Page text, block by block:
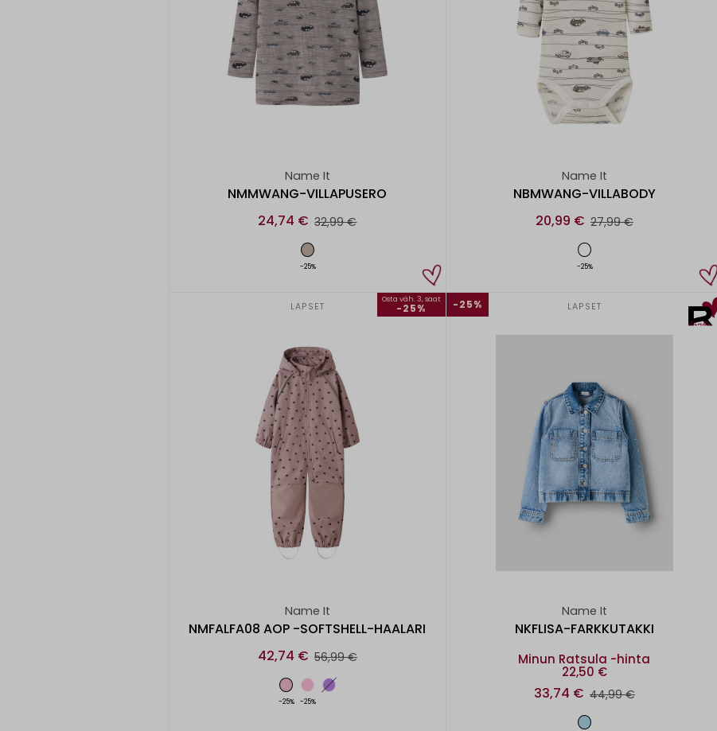
Name It
NMMWANG-VILLAPUSERO
24,74 € 32,99 €
-25%
Name It
NBMWANG-VILLABODY
20,99 € 27,99 €
-25%
LAPSET
Osta väh. 3, saat
-25%
Name It
NMFALFA08 AOP -SOFTSHELL-HAALARI
42,74 € 56,99 €
-25% -25%
LAPSET
-25%
Name It
NKFLISA-FARKKUTAKKI
Minun Ratsula -hinta
22,50 €
33,74 € 44,99 €